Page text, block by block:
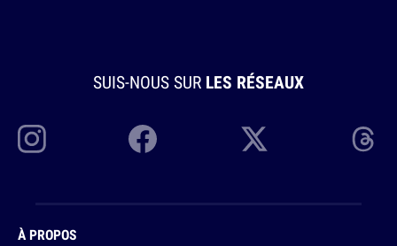
SUIS-NOUS SUR LES RÉSEAUX
À PROPOS